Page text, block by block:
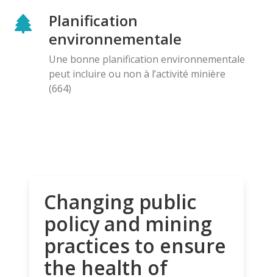
Planification
environnementale
Une bonne planification environnementale
peut incluire ou non à l’activité minière
(664)
Changing public
policy and mining
practices to ensure
the health of